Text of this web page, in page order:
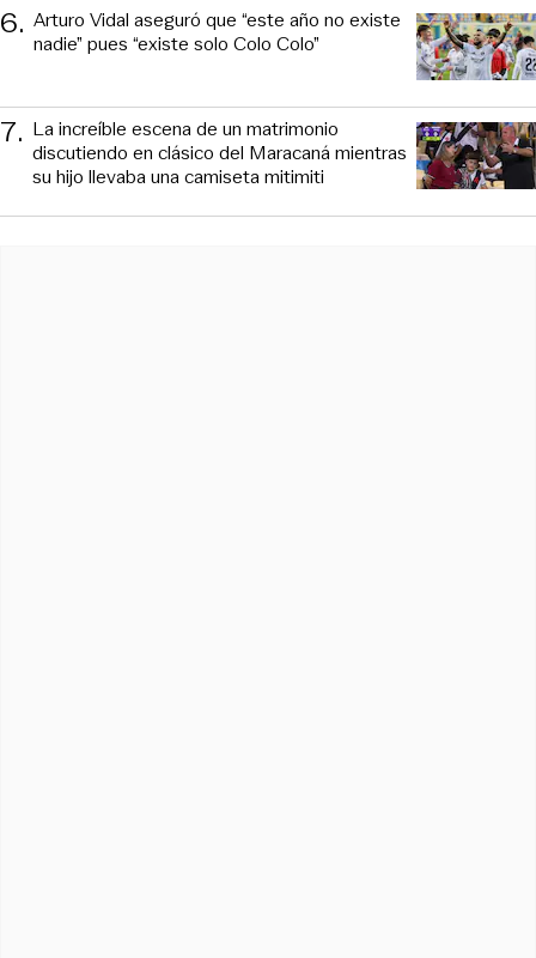
6. Arturo Vidal aseguró que “este año no existe
nadie” pues “existe solo Colo Colo”
7. La increíble escena de un matrimonio
discutiendo en clásico del Maracaná mientras
su hijo llevaba una camiseta mitimiti